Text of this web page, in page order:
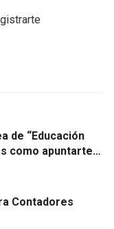
de “Educación
como apuntarte…
Contadores